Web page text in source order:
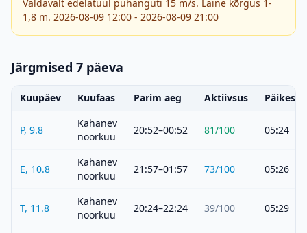
Valdavalt edelatuul puhanguti 15 m/s. Laine kõrgus 1-
1,8 m. 2026-08-09 12:00 - 2026-08-09 21:00
Järgmised 7 päeva
Kuupäev Kuufaas Parim aeg Aktiivsus
P, 9.8
Kahanev
noorkuu
20:52–00:52 81/100 05:24
E, 10.8
Kahanev
noorkuu
21:57–01:57 73/100 05:26
T, 11.8
Kahanev
noorkuu
20:24–22:24 39/100 05:29